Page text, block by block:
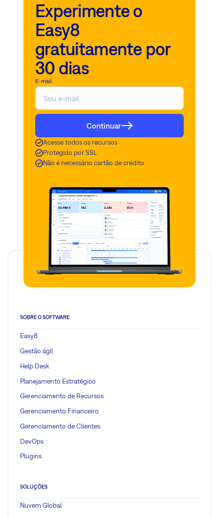
Experimente o
Easy8
gratuitamente por
30 dias
E-mail
Continuar
Acesse todos os recursos
Protegido por SSL
Não é necessário cartão de crédito
SOBRE O SOFTWARE
Easy8
Gestão ágil
Help Desk
Planejamento Estratégico
Gerenciamento de Recursos
Gerenciamento Financeiro
Gerenciamento de Clientes
DevOps
Plugins
SOLUÇÕES
Nuvem Global